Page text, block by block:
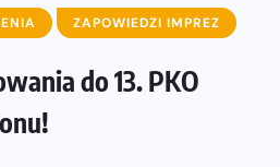
ZAPOWIEDZI IMPREZ
do 13. PKO